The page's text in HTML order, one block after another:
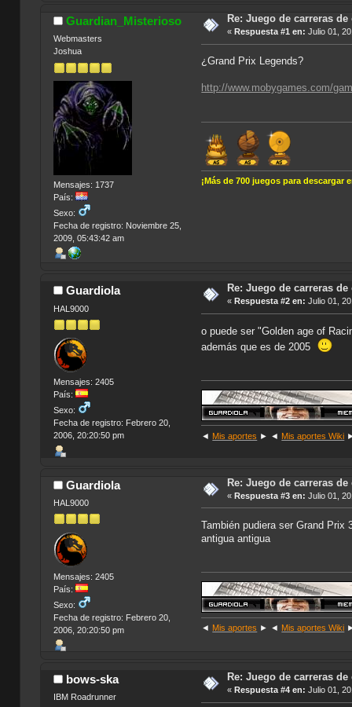
Guardian_Misterioso
Webmasters
Joshua
Mensajes: 1737
País:
Sexo:
Fecha de registro: Noviembre 25,
2009, 05:43:42 am
Re: Juego de carreras
« Respuesta #1 en: Julio 01,
¿Grand Prix Legends?
http://www.mobygames.com/
¡Más de 700 juegos para
Guardiola
HAL9000
Mensajes: 2405
País:
Sexo:
Fecha de registro: Febrero 20,
2006, 20:20:50 pm
Re: Juego de carreras
« Respuesta #2 en: Julio 01,
o puede ser "Golden age of
además que es de 2005
◄ Mis aportes ► ◄ Mis aportes Wiki
Guardiola
HAL9000
Mensajes: 2405
País:
Sexo:
Fecha de registro: Febrero 20,
2006, 20:20:50 pm
Re: Juego de carreras
« Respuesta #3 en: Julio 01,
También pudiera ser Grand Prix
antigua antigua
◄ Mis aportes ► ◄ Mis aportes Wiki
bows-ska
IBM Roadrunner
Re: Juego de carreras
« Respuesta #4 en: Julio 01,